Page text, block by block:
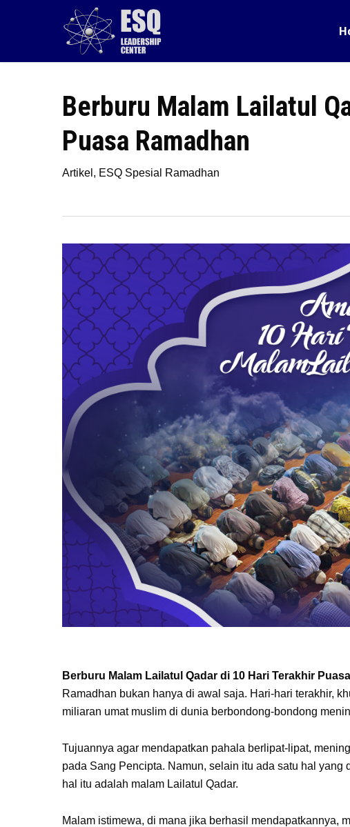
content
Berburu Malam Lailatul
Puasa Ramadhan
Artikel , ESQ Spesial Ramadhan
Berburu Malam Lailatul Qadar di 10 Hari Terakhir
Ramadhan bukan hanya di awal saja. Hari-hari terakhir,
miliaran umat muslim di dunia berbondong-bondong
Tujuannya agar mendapatkan pahala berlipat-lipat,
pada Sang Pencipta. Namun, selain itu ada satu hal
hal itu adalah malam Lailatul Qadar.
Malam istimewa, di mana jika berhasil mendapatkannya,